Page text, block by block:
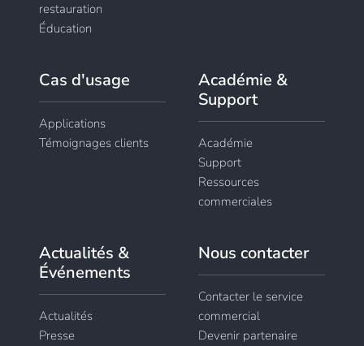
restauration
Éducation
Cas d'usage
Applications
Témoignages clients
Académie &
Support
Académie
Support
Ressources
commerciales
Actualités &
Événements
Actualités
Presse
Nous contacter
Contacter le service
commercial
Devenir partenaire